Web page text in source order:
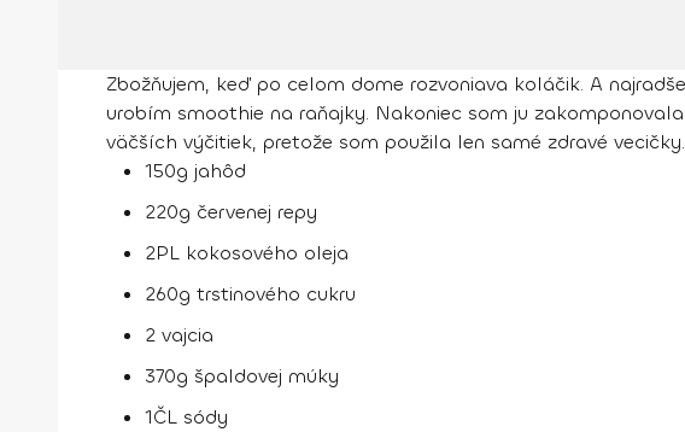
Zbožňujem, keď po celom dome rozvoniava koláčik. A
urobím smoothie na raňajky. Nakoniec som ju
väčších výčitiek, pretože som použila len samé zdravé
150g jahôd
220g červenej repy
2PL kokosového oleja
260g trstinového cukru
2 vajcia
370g špaldovej múky
1ČL sódy